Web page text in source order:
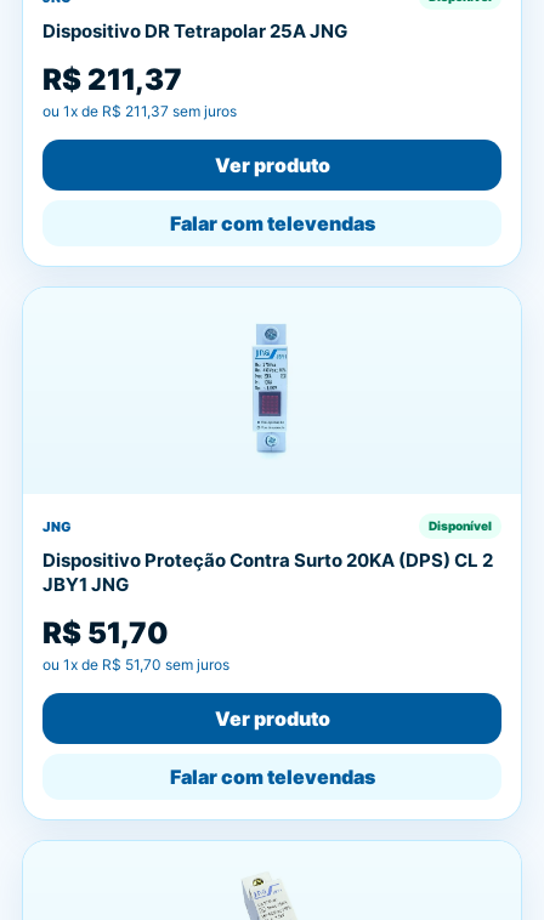
Dispositivo DR Tetrapolar 25A JNG
R$ 211,37
ou 1x de R$ 211,37 sem juros
Ver produto
Falar com televendas
JNG Disponível
Dispositivo Proteção Contra Surto 20KA (DPS) CL 2
JBY1 JNG
R$ 51,70
ou 1x de R$ 51,70 sem juros
Ver produto
Falar com televendas